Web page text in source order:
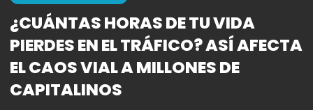
¿CUÁNTAS HORAS DE TU VIDA
PIERDES EN EL TRÁFICO? ASÍ AFECTA
EL CAOS VIAL A MILLONES DE
CAPITALINOS